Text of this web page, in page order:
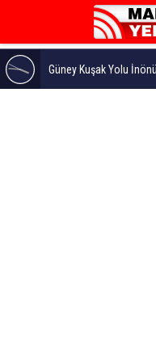
Güney Kuşak Yolu